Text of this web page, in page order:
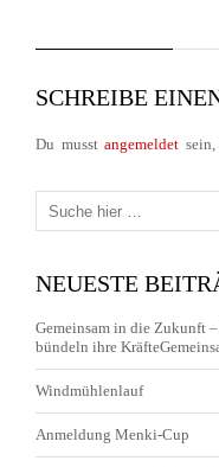
SCHREIBE
Du musstangemeldet
NEUESTE
Gemeinsam in die Zukunft
bündeln ihre
Windmühlenlauf
Anmeldung Menki-Cup